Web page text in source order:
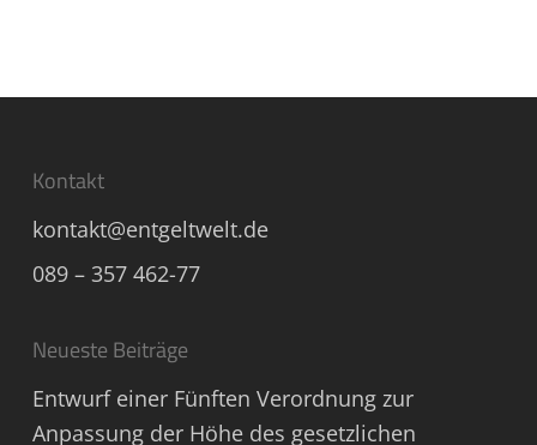
Kontakt
kontakt@entgeltwelt.de
089 – 357 462-77
Neueste Beiträge
Entwurf einer Fünften Verordnung zur
Anpassung der Höhe des gesetzlichen